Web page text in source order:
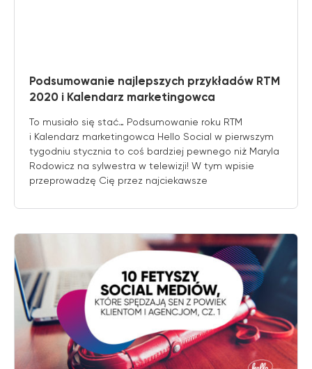
Podsumowanie najlepszych przykładów RTM
2020 i Kalendarz marketingowca
To musiało się stać… Podsumowanie roku RTM
i Kalendarz marketingowca Hello Social w pierwszym
tygodniu stycznia to coś bardziej pewnego niż Maryla
Rodowicz na sylwestra w telewizji! W tym wpisie
przeprowadzę Cię przez najciekawsze